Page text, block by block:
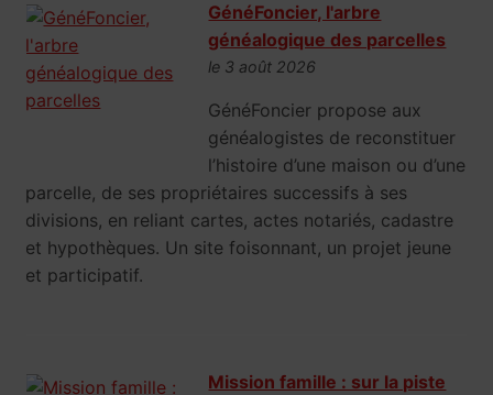
GénéFoncier, l'arbre
généalogique des parcelles
le 3 août 2026
GénéFoncier propose aux
généalogistes de reconstituer
l’histoire d’une maison ou d’une
parcelle, de ses propriétaires successifs à ses
divisions, en reliant cartes, actes notariés, cadastre
et hypothèques. Un site foisonnant, un projet jeune
et participatif.
Mission famille : sur la piste